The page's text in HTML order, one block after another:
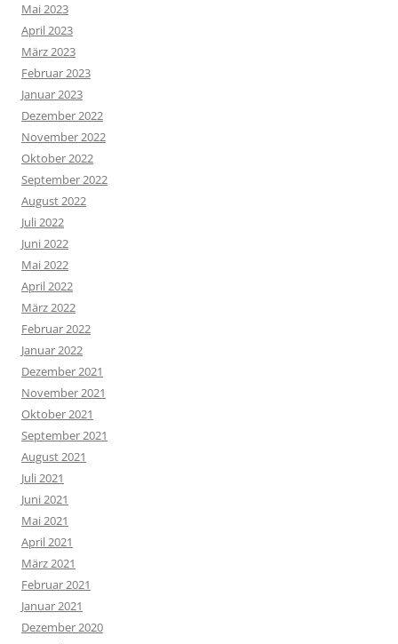
Mai 2023
April 2023
März 2023
Februar 2023
Januar 2023
Dezember 2022
November 2022
Oktober 2022
September 2022
August 2022
Juli 2022
Juni 2022
Mai 2022
April 2022
März 2022
Februar 2022
Januar 2022
Dezember 2021
November 2021
Oktober 2021
September 2021
August 2021
Juli 2021
Juni 2021
Mai 2021
April 2021
März 2021
Februar 2021
Januar 2021
Dezember 2020